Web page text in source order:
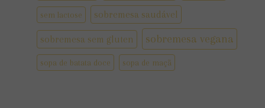
sem lactose sobremesa saudável
sobremesa sem gluten sobremesa vegana
sopa de batata doce sopa de maçã